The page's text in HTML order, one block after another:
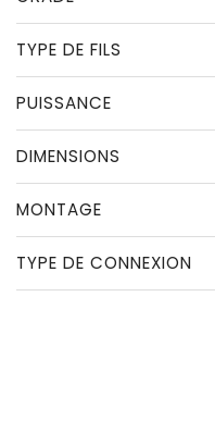
TYPE DE FILS
PUISSANCE
DIMENSIONS
MONTAGE
TYPE DE CONNEXION